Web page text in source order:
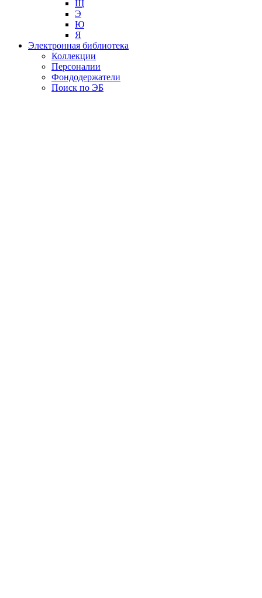
Щ
Э
Ю
Я
Электронная библиотека
Коллекции
Персоналии
Фондодержатели
Поиск по ЭБ